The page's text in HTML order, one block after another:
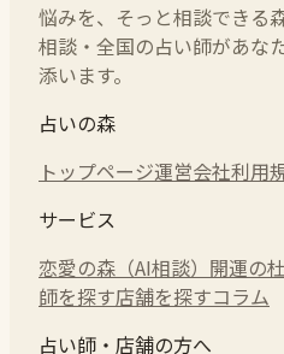
悩みを、そっと相談できる
相談・全国の占い師があな
添います。
占いの森
トップページ運営会社利用
サービス
恋愛の森（AI相談） 開運の杜
師を探す店舗を探すコラム
占い師・店舗の方へ